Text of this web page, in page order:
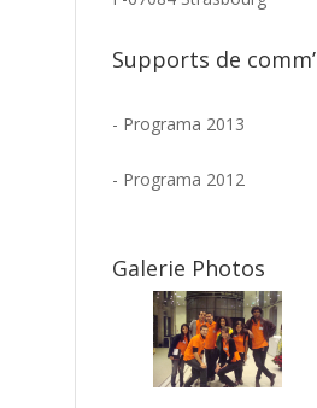
Supports de comm’
- Programa 2013
- Programa 2012
Galerie Photos